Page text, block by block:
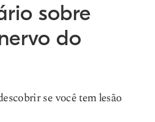
sobre
do
se você tem lesão